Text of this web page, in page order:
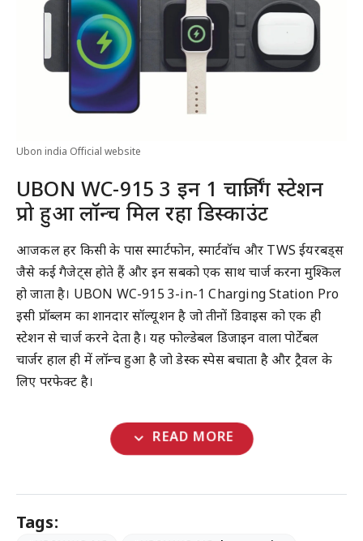
लाइफस्टाइल
Ubon india Official website
UBON WC-915 3 इन 1 चार्जिंग स्टेशन
प्रो हुआ लॉन्च मिल रहा डिस्काउंट
आजकल हर किसी के पास स्मार्टफोन, स्मार्टवॉच और TWS ईयरबड्स
जैसे कई गैजेट्स होते हैं और इन सबको एक साथ चार्ज करना मुश्किल
हो जाता है। UBON WC-915 3-in-1 Charging Station Pro
इसी प्रॉब्लम का शानदार सॉल्यूशन है जो तीनों डिवाइस को एक ही
स्टेशन से चार्ज करने देता है। यह फोल्डेबल डिजाइन वाला पोर्टेबल
चार्जर हाल ही में लॉन्च हुआ है जो डेस्क स्पेस बचाता है और ट्रैवल के
लिए परफेक्ट है।
expand_more READ MORE
Tags: